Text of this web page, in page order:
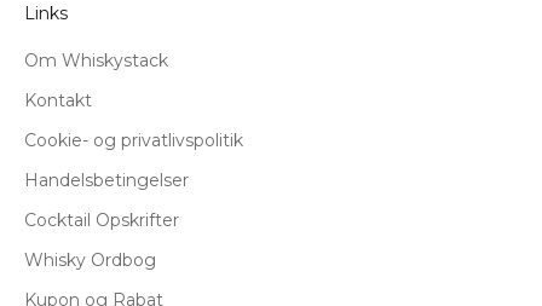
Links
Om Whiskystack
Kontakt
Cookie- og privatlivspolitik
Handelsbetingelser
Cocktail Opskrifter
Whisky Ordbog
Kupon og Rabat